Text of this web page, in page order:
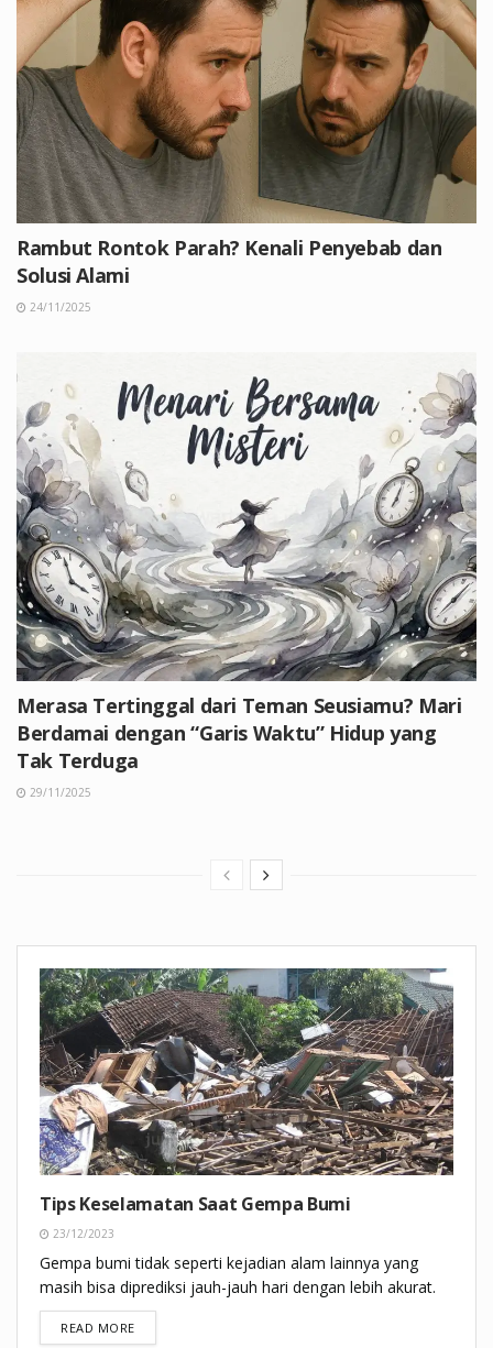
Rambut Rontok Parah? Kenali Penyebab dan
Solusi Alami
24/11/2025
Merasa Tertinggal dari Teman Seusiamu? Mari
Berdamai dengan “Garis Waktu” Hidup yang
Tak Terduga
29/11/2025
Tips Keselamatan Saat Gempa Bumi
23/12/2023
Gempa bumi tidak seperti kejadian alam lainnya yang
masih bisa diprediksi jauh-jauh hari dengan lebih akurat.
READ MOREDETAILS